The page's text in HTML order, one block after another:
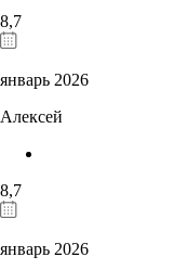
8,7
январь 2026
Алексей
8,7
январь 2026